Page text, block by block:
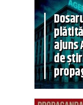
plătită
ajuns
de